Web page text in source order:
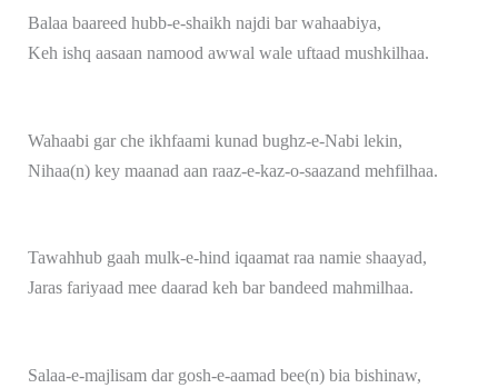
Balaa baareed hubb-e-shaikh najdi bar wahaabiya,
Keh ishq aasaan namood awwal wale uftaad mushkilhaa.
Wahaabi gar che ikhfaami kunad bughz-e-Nabi lekin,
Nihaa(n) key maanad aan raaz-e-kaz-o-saazand mehfilhaa.
Tawahhub gaah mulk-e-hind iqaamat raa namie shaayad,
Jaras fariyaad mee daarad keh bar bandeed mahmilhaa.
Salaa-e-majlisam dar gosh-e-aamad bee(n) bia bishinaw,